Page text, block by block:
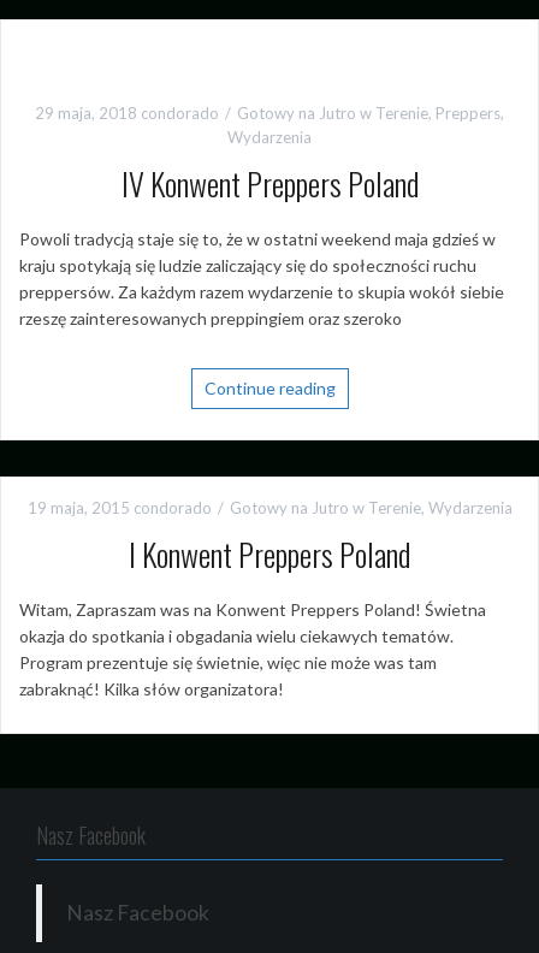
29 maja, 2018 condorado Gotowy na Jutro w Terenie, Preppers,
Wydarzenia
IV Konwent Preppers Poland
Powoli tradycją staje się to, że w ostatni weekend maja gdzieś w
kraju spotykają się ludzie zaliczający się do społeczności ruchu
preppersów. Za każdym razem wydarzenie to skupia wokół siebie
rzeszę zainteresowanych preppingiem oraz szeroko
Continue reading
19 maja, 2015 condorado Gotowy na Jutro w Terenie, Wydarzenia
I Konwent Preppers Poland
Witam, Zapraszam was na Konwent Preppers Poland! Świetna
okazja do spotkania i obgadania wielu ciekawych tematów.
Program prezentuje się świetnie, więc nie może was tam
zabraknąć! Kilka słów organizatora!
Nasz Facebook
Nasz Facebook